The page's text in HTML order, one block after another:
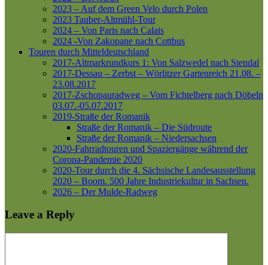
2023 – Auf dem Green Velo durch Polen
2023 Tauber-Altmühl-Tour
2024 – Von Paris nach Calais
2024 -Von Zakopane nach Cottbus
Touren durch Mitteldeutschland
2017-Altmarkrundkurs 1: Von Salzwedel nach Stendal
2017-Dessau – Zerbst – Wörlitzer Gartenreich 21.08. –
23.08.2017
2017-Zschopauradweg – Vom Fichtelberg nach Döbeln
03.07.-05.07.2017
2019-Straße der Romanik
Straße der Romanik – Die Südroute
Straße der Romanik – Niedersachsen
2020-Fahrradtouren und Spaziergänge während der
Corona-Pandemie 2020
2020-Tour durch die 4. Sächsische Landesausstellung
2020 – Boom. 500 Jahre Industriekultur in Sachsen.
2026 – Der Mulde-Radweg
Leave a Reply